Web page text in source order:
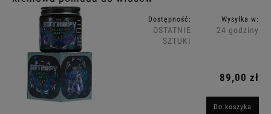
Dostępność:
OSTATNIE
SZTUKI
Wysyłka w:
24 godziny
89,00 zł
Do koszyka